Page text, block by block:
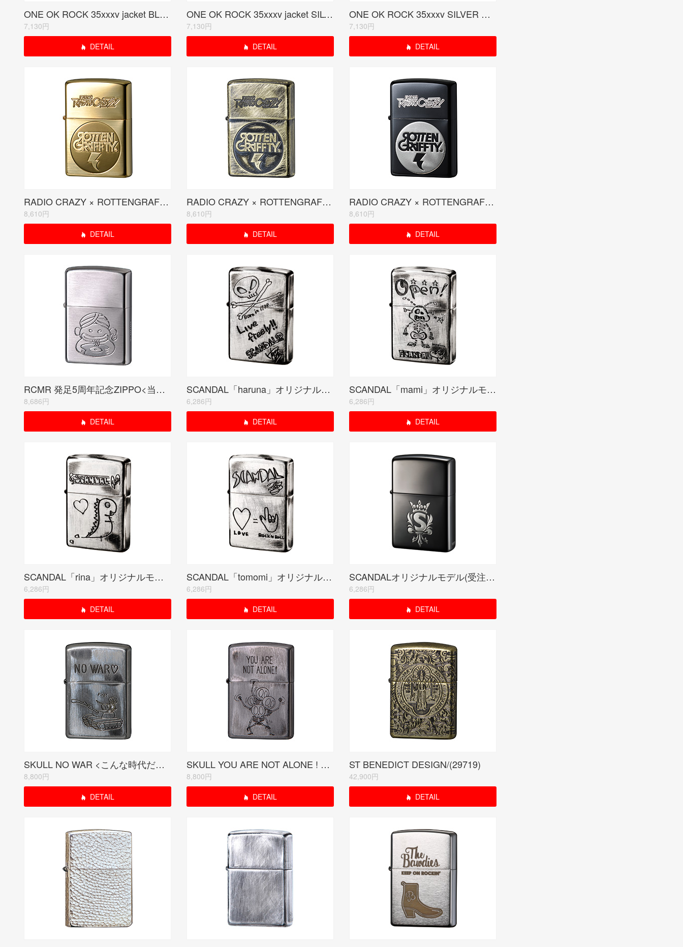
ONE OK ROCK 35xxxv jacket BLACK 受注生産限定品
7,130円
DETAIL
ONE OK ROCK 35xxxv jacket SILVER 受注生産限定品
7,130円
DETAIL
ONE OK ROCK 35xxxv SILVER USED 受注生産限定品
7,130円
DETAIL
RADIO CRAZY × ROTTENGRAFFTYコラボモデル ゴールド(受注生産限定品)
8,610円
DETAIL
RADIO CRAZY × ROTTENGRAFFTYコラボモデル ブラスユーズド
8,610円
DETAIL
RADIO CRAZY × ROTTENGRAFFTYコラボモデル マットブラック
8,610円
DETAIL
RCMR 発足5周年記念ZIPPO<当サイトは紹介のみ>
8,686円
DETAIL
SCANDAL「haruna」オリジナルモデル(受注生産限定品)
6,286円
DETAIL
SCANDAL「mami」オリジナルモデル(受注生産限定品)
6,286円
DETAIL
SCANDAL「rina」オリジナルモデル(受注生産限定品)
6,286円
DETAIL
SCANDAL「tomomi」オリジナルモデル(受注生産限定品)
6,286円
DETAIL
SCANDALオリジナルモデル(受注生産限定品)
6,286円
DETAIL
SKULL NO WAR <こんな時代だからこそ、世界平和!>
8,800円
DETAIL
SKULL YOU ARE NOT ALONE ! <俺たちがいるぜ!>
8,800円
DETAIL
ST BENEDICT DESIGN/(29719)
42,900円
DETAIL